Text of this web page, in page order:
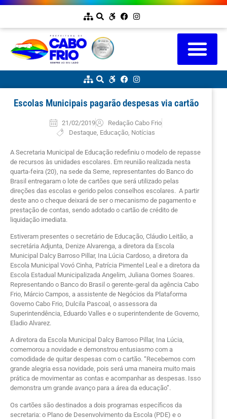
Escolas Municipais pagarão despesas via cartão
21/02/2019
Redação Cabo Frio
Destaque, Educação, Notícias
A Secretaria Municipal de Educação redefiniu o modelo de repasse
de recursos às unidades escolares. Em reunião realizada nesta
quarta-feira (20), na sede da Seme, representantes do Banco do
Brasil entregaram o lote de cartões que será utilizado pelas
direções das escolas e gerido pelos conselhos escolares. A partir
deste ano o cheque deixará de ser o mecanismo de pagamento e
prestação de contas, sendo adotado o cartão de crédito de
liquidação imediata.
Estiveram presentes o secretário de Educação, Cláudio Leitão, a
secretária Adjunta, Denize Alvarenga, a diretora da Escola
Municipal Dalcy Barroso Pillar, Ina Lúcia Cardoso, a diretora da
Escola Municipal Vovó Cinha, Patrícia Pimentel Leal e a diretora da
Escola Estadual Municipalizada Angelim, Juliana Gomes Soares.
Representando o Banco do Brasil o gerente-geral da agência Cabo
Frio, Márcio Campos, a assistente de Negócios da Plataforma
Governo Cabo Frio, Dulcila Pascoal, o assessora da
Superintendência, Eduardo Valles e o superintendente de Governo,
Eladio Alvarez.
A diretora da Escola Municipal Dalcy Barroso Pillar, Ina Lúcia,
comemorou a novidade e demonstrou entusiasmo com a
comodidade de quitar despesas com o cartão. “Recebemos com
grande alegria essa novidade, pois será uma maneira muito mais
prática de movimentar as contas e acompanhar as despesas. Isso
demonstra um grande avanço para a área da educação”.
Os cartões são destinados a dois programas específicos da
secretaria: o Plano de Desenvolvimento da Escola (PDE) e o